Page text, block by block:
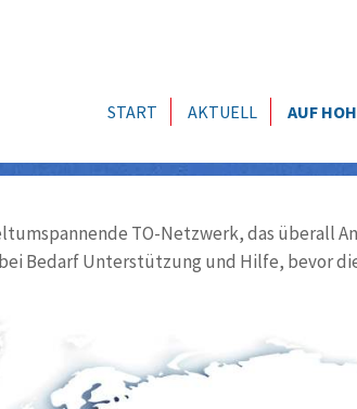
START AKTUELL AUF
TO-Netzwerk, das überall
Bedarf Unterstützung und Hilfe, bevor